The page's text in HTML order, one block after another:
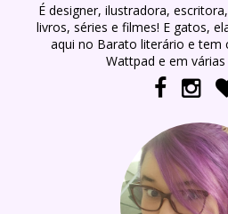
É designer, ilustradora,
livros, séries e filmes! E gatos,
aqui no Barato literário e tem
Wattpad e em